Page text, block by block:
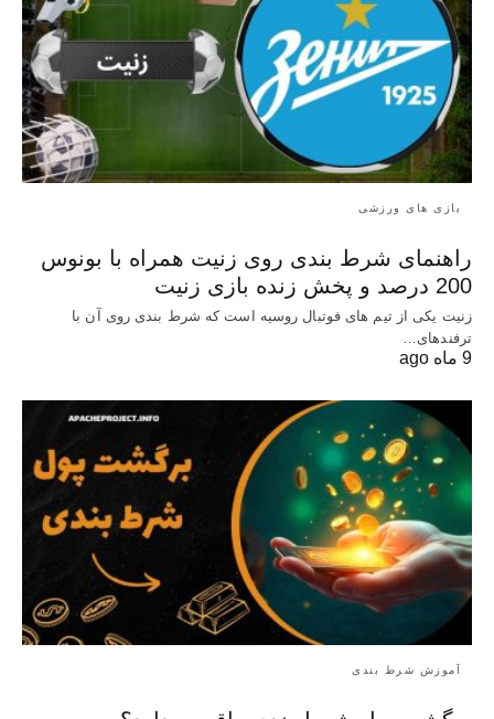
بازی های ورزشی
راهنمای شرط بندی روی زنیت همراه با بونوس
200 درصد و پخش زنده بازی زنیت
زنیت یکی از تیم های فوتبال روسیه است که شرط بندی روی آن با
ترفندهای…
9 ماه ago
آموزش شرط بندی